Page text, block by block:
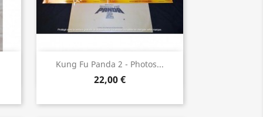
Kung Fu Panda 2 - Photos...
22,00 €
Aperçu rapide